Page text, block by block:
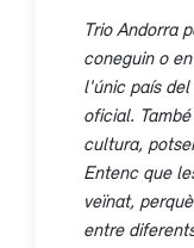
Trio Andorra
coneguin o
l'únic país
oficial.
cultura,
Entenc que
veïnat,
entre